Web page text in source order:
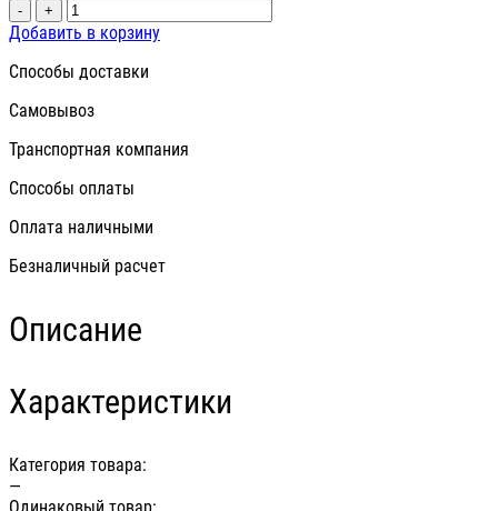
- +
Добавить в корзину
Способы доставки
Самовывоз
Транспортная компания
Способы оплаты
Оплата наличными
Безналичный расчет
Описание
Характеристики
Категория товара:
—